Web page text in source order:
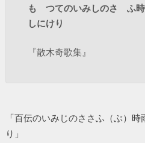
もゝつてのいみしのさゝふ
しにけり
『散木奇歌集』
「百伝のいみじのささふ（ぶ）
り」